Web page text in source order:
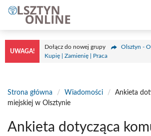
Przejdź
treści
UWAGA!
Dołącz do nowej grupy
Olsztyn -
Kupię | Zamienię | Praca
Strona główna / Wiadomości /
Ankieta
miejskiej w Olsztynie
Ankieta dotycząca